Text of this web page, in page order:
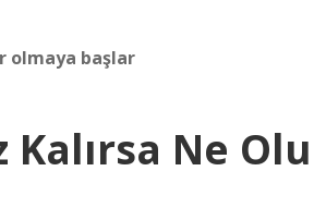
olmaya başlar
Kalırsa Ne